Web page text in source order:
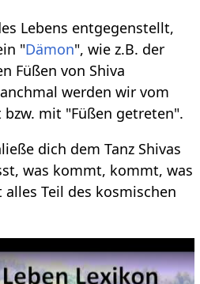
Lebens entgegenstellt,
"Dämon", wie z.B. der
Füßen von Shiva
werden wir vom
mit "Füßen getreten".
dich dem Tanz Shivas
was kommt, kommt, was
Teil des kosmischen